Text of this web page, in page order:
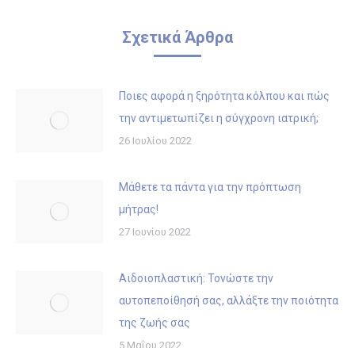
Σχετικά Άρθρα
Ποιες αφορά η ξηρότητα κόλπου και πώς
την αντιμετωπίζει η σύγχρονη ιατρική;
26 Ιουλίου 2022
Μάθετε τα πάντα για την πρόπτωση
μήτρας!
27 Ιουνίου 2022
Αιδοιοπλαστική: Τονώστε την
αυτοπεποίθησή σας, αλλάξτε την ποιότητα
της ζωής σας
5 Μαΐου 2022